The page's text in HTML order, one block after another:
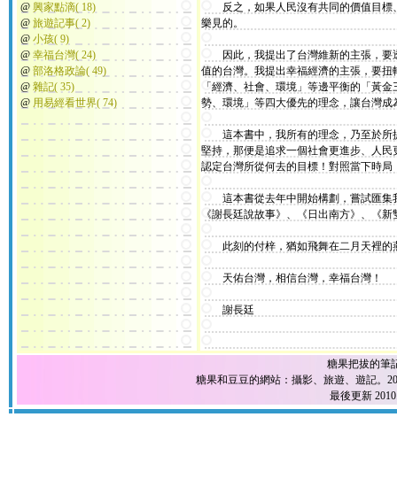
@ 興家點滴( 18)
@ 旅遊記事( 2)
@ 小孩( 9)
@ 幸福台灣( 24)
@ 部洛格政論( 49)
@ 雜記( 35)
@ 用易經看世界( 74)
反之，如果人民沒有共同的價值目標
樂見的。
因此，我提出了台灣維新的主張，要
值的台灣。我提出幸福經濟的主張，要
「經濟、社會、環境」等邊平衡的「黃
勢、環境」等四大優先的理念，讓台灣
這本書中，我所有的理念，乃至於所
堅持，那便是追求一個社會更進步、人
認定台灣所從何去的目標！對照當下時
這本書從去年中開始構劃，嘗試匯集
《謝長廷說故事》、《日出南方》、《
此刻的付梓，猶如飛舞在二月天裡的
天佑台灣，相信台灣，幸福台灣！
謝長廷
糖果把拔的筆
糖果和豆豆的網站：攝影、旅遊、遊記。
最後更新